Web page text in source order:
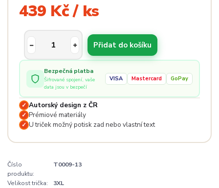
439 Kč / ks
Přidat do košíku
Bezpečná platba
Šifrované spojení, vaše
data jsou v bezpečí
VISA Mastercard GoPay
✓ Autorský design z ČR
✓ Prémiové materiály
✓ U triček možný potisk zad nebo vlastní text
Číslo
produktu:
T0009-13
Velikost trička:
3XL